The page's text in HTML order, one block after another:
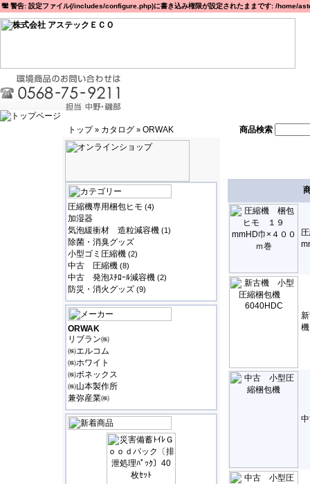
警告: 設定ファイル(/includes/configure.php)に書き込み権限が設定されたままです: /
トップ» カタログ » ORWAK 商品検索
圧縮機専用梱包ヒモ (4)
加湿器
気泡緩衝材 造粒減容機 (1)
除菌・消臭グッズ
小型ゴミ圧縮機 (2)
中古 圧縮機 (8)
中古 発泡ｽﾁﾛｰﾙ減容機 (2)
防災・消火グッズ (9)
ORWAK
リブラン㈱
㈱エルコム
㈱ホワイト
㈱ボネックス
㈱山本製作所
兼弥産業㈱